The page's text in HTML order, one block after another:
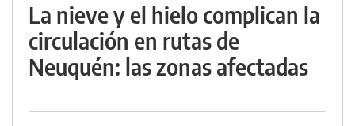
La nieve y el hielo complican la
circulación en rutas de
Neuquén: las zonas afectadas